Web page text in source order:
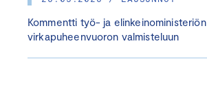
Kommentti työ- ja elinkeinoministeriön
virkapuheenvuoron valmisteluun